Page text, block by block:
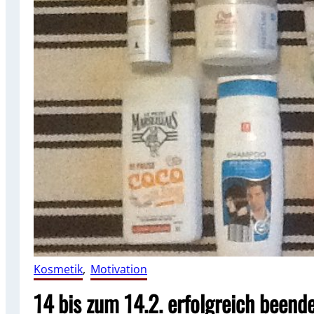
Kosmetik, Motivation
14 bis zum 14.2. erfolgreich